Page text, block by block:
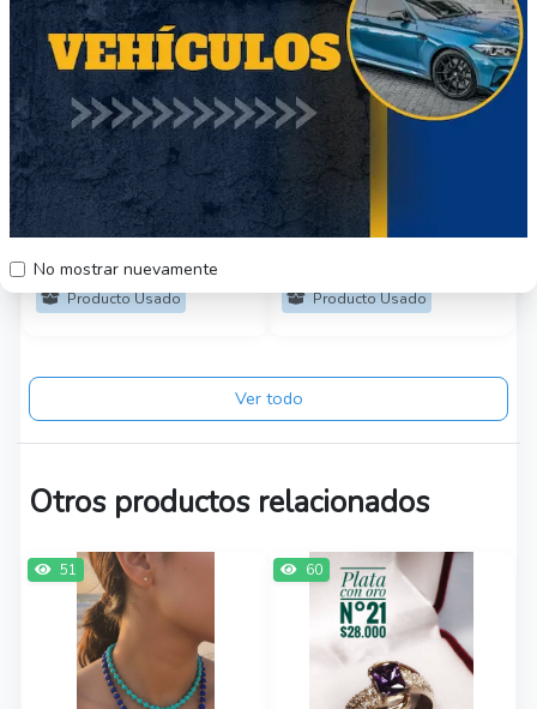
No mostrar nuevamente
Banco de joyero
$190.000
Región Metropolitana
Producto Usado
Elíptica exelente
estado
$50.000
Producto Usado
Ver todo
Otros productos relacionados
51 60